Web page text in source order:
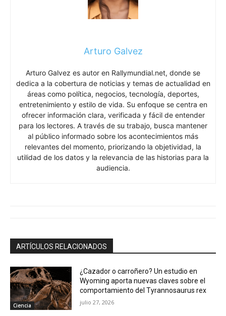
Arturo Galvez
Arturo Galvez es autor en Rallymundial.net, donde se
dedica a la cobertura de noticias y temas de actualidad en
áreas como política, negocios, tecnología, deportes,
entretenimiento y estilo de vida. Su enfoque se centra en
ofrecer información clara, verificada y fácil de entender
para los lectores. A través de su trabajo, busca mantener
al público informado sobre los acontecimientos más
relevantes del momento, priorizando la objetividad, la
utilidad de los datos y la relevancia de las historias para la
audiencia.
ARTÍCULOS RELACIONADOS
Ciencia
¿Cazador o carroñero? Un estudio en
Wyoming aporta nuevas claves sobre el
comportamiento del Tyrannosaurus rex
julio 27, 2026